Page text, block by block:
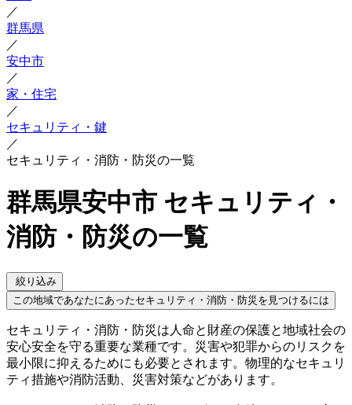
／
群馬県
／
安中市
／
家・住宅
／
セキュリティ・鍵
／
セキュリティ・消防・防災の一覧
群馬県安中市 セキュリティ・
消防・防災の一覧
絞り込み
この地域であなたにあったセキュリティ・消防・防災を見つけるには
セキュリティ・消防・防災は人命と財産の保護と地域社会の
安心安全を守る重要な業種です。災害や犯罪からのリスクを
最小限に抑えるためにも必要とされます。物理的なセキュリ
ティ措施や消防活動、災害対策などがあります。